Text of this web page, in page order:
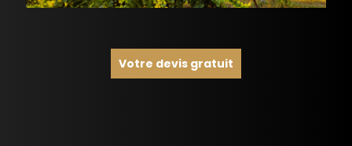
Votre devis gratuit